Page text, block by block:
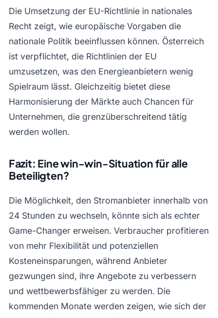
Die Umsetzung der EU-Richtlinie in nationales
Recht zeigt, wie europäische Vorgaben die
nationale Politik beeinflussen können. Österreich
ist verpflichtet, die Richtlinien der EU
umzusetzen, was den Energieanbietern wenig
Spielraum lässt. Gleichzeitig bietet diese
Harmonisierung der Märkte auch Chancen für
Unternehmen, die grenzüberschreitend tätig
werden wollen.
Fazit: Eine win-win-Situation für alle
Beteiligten?
Die Möglichkeit, den Stromanbieter innerhalb von
24 Stunden zu wechseln, könnte sich als echter
Game-Changer erweisen. Verbraucher profitieren
von mehr Flexibilität und potenziellen
Kosteneinsparungen, während Anbieter
gezwungen sind, ihre Angebote zu verbessern
und wettbewerbsfähiger zu werden. Die
kommenden Monate werden zeigen, wie sich der